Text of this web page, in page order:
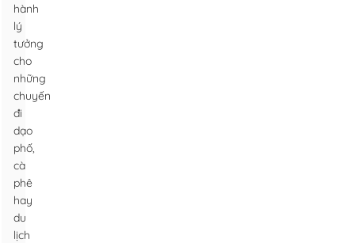
hành
lý
tưởng
cho
những
chuyến
đi
dạo
phố,
cà
phê
hay
du
lịch